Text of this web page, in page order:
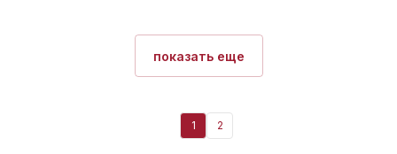
показать еще
1 2